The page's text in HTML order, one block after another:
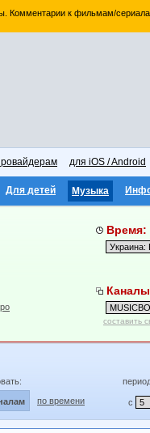
Комментарии к фильмам/
для iOS / Android
Для детей Музыка
Время:
составить
по времени с